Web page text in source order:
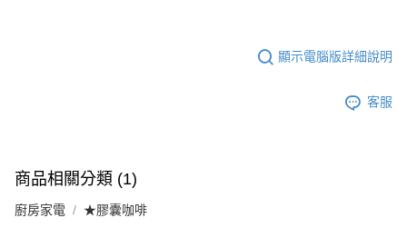
顯示電腦版詳細說明
客服
商品相關分類 (1)
廚房家電 ★膠囊咖啡